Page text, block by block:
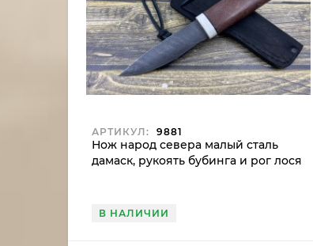
АРТИКУЛ: 9881
Нож народ севера малый сталь
дамаск, рукоять бубинга и рог лося
В НАЛИЧИИ